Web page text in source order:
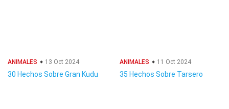
ANIMALES 13 Oct 2024
30 Hechos Sobre Gran Kudu
ANIMALES 11 Oct 2024
35 Hechos Sobre Tarsero